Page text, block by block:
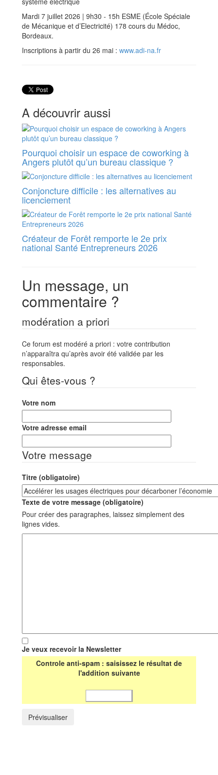
Mardi 7 juillet 2026 | 9h30 - 15h ESME (École Spéciale
de Mécanique et d’Electricité) 178 cours du Médoc,
Bordeaux.
Inscriptions à partir du 26 mai : www.adi-na.fr
A découvrir aussi
Pourquoi choisir un espace de coworking à
Angers plutôt qu’un bureau classique ?
Conjoncture difficile : les alternatives au
licenciement
Créateur de Forêt remporte le 2e prix
national Santé Entrepreneurs 2026
Un message, un
commentaire ?
modération a priori
Ce forum est modéré a priori : votre contribution
n’apparaîtra qu’après avoir été validée par les
responsables.
Qui êtes-vous ?
Votre nom
Votre adresse email
Votre message
Titre (obligatoire)
Texte de votre message (obligatoire)
Pour créer des paragraphes, laissez simplement des
lignes vides.
Je veux recevoir la Newsletter
Controle anti-spam : saisissez le résultat de
l'addition suivante